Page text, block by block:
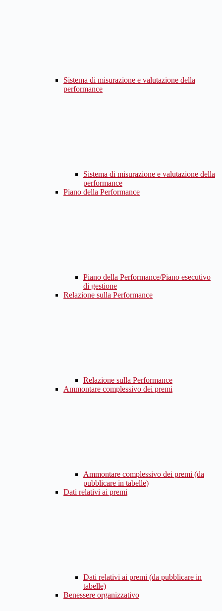
Sistema di misurazione e valutazione della
performance
Sistema di misurazione e valutazione della
performance
Piano della Performance
Piano della Performance/Piano esecutivo
di gestione
Relazione sulla Performance
Relazione sulla Performance
Ammontare complessivo dei premi
Ammontare complessivo dei premi (da
pubblicare in tabelle)
Dati relativi ai premi
Dati relativi ai premi (da pubblicare in
tabelle)
Benessere organizzativo